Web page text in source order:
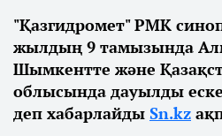
"Қазгидромет" РМК
жылдың 9 тамызында
Шымкентте және
облысында дауылды
деп хабарлайды Sn.kz